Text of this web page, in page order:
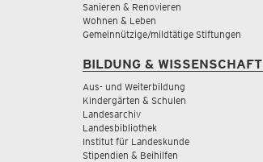
Sanieren & Renovieren
Wohnen & Leben
Gemeinnützige/mildtätige Stiftungen
BILDUNG & WISSENSCHAFT
Aus- und Weiterbildung
Kindergärten & Schulen
Landesarchiv
Landesbibliothek
Institut für Landeskunde
Stipendien & Beihilfen